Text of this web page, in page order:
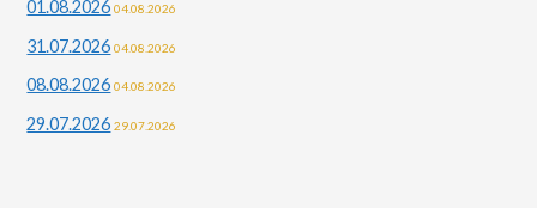
01.08.2026 04.08.2026
31.07.2026 04.08.2026
08.08.2026 04.08.2026
29.07.2026 29.07.2026